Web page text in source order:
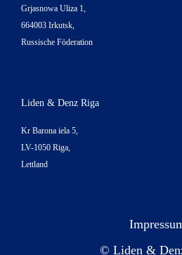
Grjasnowa Uliza 1,
664003 Irkutsk,
Russische Föderation
Liden & Denz Riga
Kr Barona iela 5,
LV-1050 Riga,
Lettland
© Liden &